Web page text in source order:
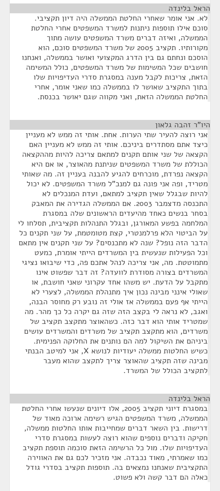
הראל בלינדה
לא. אני אומר שאחרי החלטת הממשלה היה דיון תקציבי.
סוכם אילו תוספות ניתנות למשרד המשפטים אחרי החלטת
הממשלה, ואיזה דברים משרד המשפטים עושה מתוך
מקורותיו. תקציב 2005 של משרד המשפטים סוכם, הוא
הוסכם ונחתם גם בין הדרג המקצועי ואושר בממשלה, ואנחנו
חושבים שכל המשימות של משרד המשפטים, כולל המשימה
הזאת, צריכות לקבל מענה במסגרת סדרי העדיפויות שלו
בתוך התקציב שאושר לו בממשלה כמו שאני אומר, אחרי
החלטת הממשלה הזאת, ואני מקווה שגם יאושר בכנסת.
היו"ר זהבה גלאון
אני רוצה להעיר שתי הערות. אחת. אותי זה ממש לא מעניין
כיצד אתם מסתדרים ביניכם. אותי זה ממש לא מעניין האם
הקצאה של שני אותם תקנים למתאם צריכה להיות מההקצאה
הכוללת של משרד המשפטים שניתנת מהאוצר, או אם היא
הקצאה נפרדת, מוכרחים להגיע להבנה בעניין זה. מה שאותי
מטריד, ופה אני פונה גם למנכ"ל משרד המשפטים. לא יכול
להיות שבגלל שאין תקציב למתאם, ועדת המנכלים לא
התכנסה מדצמבר 2003. אם הממשלה הגדירה את המאבק
בסחר בנשים כאחד מהיעדים הראשונים שלה במסגרת
המלחמה בפשע המאורגן, ובגלל התנהלות תקציבית, תסלחו לי
על הביטוי הלא פרלמנטרי, קצת מטומטמת, על שני תקנים כל
הדבר הזה נופל? שנה לא מתכנסים? על שני תקנים אין מתאם
וכל הפעילות שנעשית בין המשרדים הייתי אומרת, כמעט
מתמוטטת. מה, אני צריכה לנהל אתכם פה, כדי שיבואו נציגי
המשרדים בצורה מסודרת לוועדה? זה דבר שפשוט אינו
מתקבל על הדעת. יש משהו אחד עקרוני שאני חושבת, או
שאולי אינני מבינה נכון איך מתנהלת הממשלה, לצערי לא
הייתי אף פעם בממשלה אז אולי זה נובע רק מחוסר הבנה,
ואגב, לא נראה לי בקצב הזה שזה גם יקרה כל כך מהר. מה
שמטריד אותי הוא דבר כזה. כשהאוצר מתקצב תקציב של
משרדים, הוא מתקצב תקציב של משרדים והמשרדים עושים
ביניהם את השיקול למה הם נותנים את החלוקה הפנימית.
כשיש החלטות ממשלה יעודיות לנושא X, אני למיטב הבנתי
מבינה שזה תקציב שהאוצר צריך לתקצב שהוא מעבר
לתקציב הכולל של המשרד.
הראל בלינדה
במסגרת דיוני תקציב 2005, אלו דיונים שנעשו אחרי החלטת
הממשלה, משרד המשפטים הגיש רשימה ארוכה מאוד של
דרישות. בין השאר דברים שמחייבות אותו החלטות ממשלה,
חקיקה ודברים נוספים שהוא רוצה לעשות במסגרת סדרי
העדיפויות שלו. מול כל הרשימה הזאת סוכמה תוספת תקציב
כמו שאמרתי, מאוד נכבדה. אני מזכיר לכם גם את האווירה
התקציבית שאנחנו נמצאים בה. תוספות תקציב בסדרי גודל
כאלה הם דבר קשה ולא פשוט.